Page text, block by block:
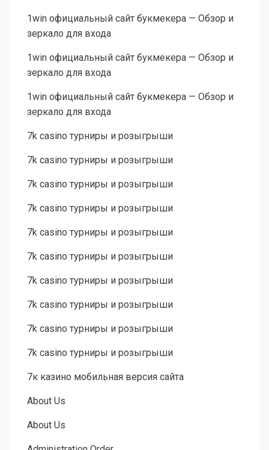
1win официальный сайт букмекера — Обзор и
зеркало для входа
1win официальный сайт букмекера — Обзор и
зеркало для входа
1win официальный сайт букмекера — Обзор и
зеркало для входа
7k casino турниры и розыгрыши
7k casino турниры и розыгрыши
7k casino турниры и розыгрыши
7k casino турниры и розыгрыши
7k casino турниры и розыгрыши
7k casino турниры и розыгрыши
7k casino турниры и розыгрыши
7k casino турниры и розыгрыши
7k casino турниры и розыгрыши
7k casino турниры и розыгрыши
7к казино мобильная версия сайта
About Us
About Us